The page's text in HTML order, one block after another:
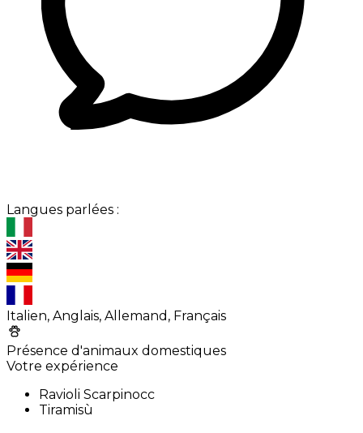
Langues parlées :
Italien, Anglais, Allemand, Français
Présence d'animaux domestiques
Votre expérience
Ravioli Scarpinocc
Tiramisù